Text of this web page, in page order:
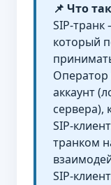
📌 Что
SIP-
который
Оператор
аккаунт
сервера),
SIP-
транком
SIP-